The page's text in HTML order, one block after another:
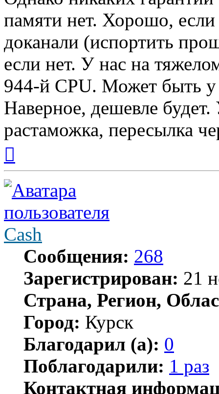
памяти нет. Хорошо,
доканали (испортить
если нет. У нас на
944-й CPU. Может быть у
Наверное, дешевле
растаможка, пересылка
началу
Cash
Сообщения: 268
Зарегистрирован: 21
Страна, Регион,
Город: Курск
Благодарил (а): 0
Поблагодарили: 1 раз
Контактная